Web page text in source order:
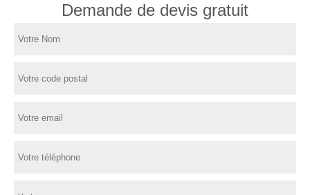
Demande de devis gratuit